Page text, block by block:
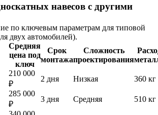
навесов с другими
по ключевым параметрам для типовой
двух автомобилей).
Средняя
цена под
ключ
Срок
монтажа
Сложность
проектирования
210 000
₽
2 дня Низкая 360 кг
285 000
₽
3 дня Средняя 510 кг